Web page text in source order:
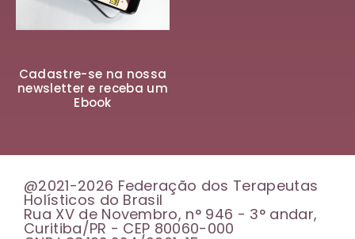
Cadastre-se na nossa
newsletter e receba um
Ebook
@2021-2026 Federação dos Terapeutas
Holísticos do Brasil
Rua XV de Novembro, n° 946 - 3° andar,
Curitiba/PR - CEP 80060-000